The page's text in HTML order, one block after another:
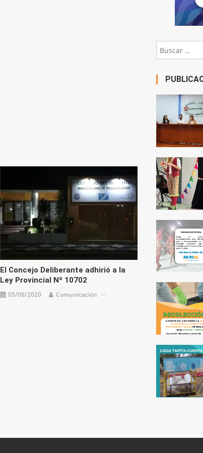
El Concejo Deliberante adhirió a la
Ley Provincial Nº 10702
05/08/2020 Comunicación